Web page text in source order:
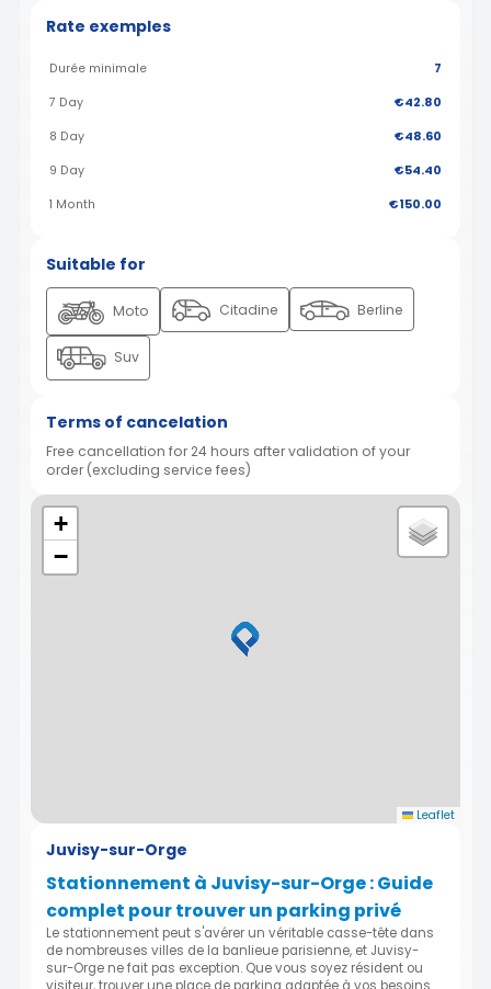
Rate exemples
Durée minimale 7
7 Day €42.80
8 Day €48.60
9 Day €54.40
1 Month €150.00
Suitable for
Moto Citadine Berline
Suv
Terms of cancelation
Free cancellation for 24 hours after validation of your
order (excluding service fees)
+
−
Leaflet
Juvisy-sur-Orge
Stationnement à Juvisy-sur-Orge : Guide
complet pour trouver un parking privé
Le stationnement peut s'avérer un véritable casse-tête dans
de nombreuses villes de la banlieue parisienne, et Juvisy-
sur-Orge ne fait pas exception. Que vous soyez résident ou